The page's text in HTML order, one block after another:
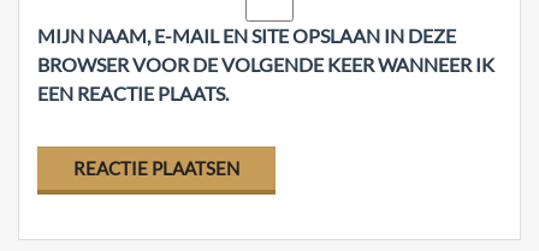
MIJN NAAM, E-MAIL EN SITE OPSLAAN IN DEZE
BROWSER VOOR DE VOLGENDE KEER WANNEER IK
EEN REACTIE PLAATS.